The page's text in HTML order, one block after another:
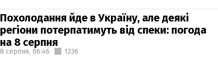
Похолодання йде в Україну, але деякі
регіони потерпатимуть від спеки: погода
на 8 серпня
8 серпня, 06:46 1236